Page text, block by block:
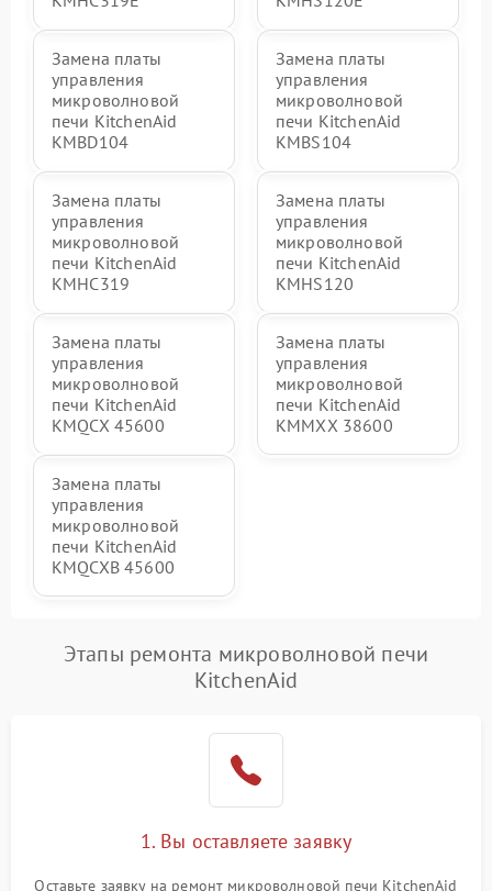
Замена платы
управления
микроволновой
печи KitchenAid
KMBD104
Замена платы
управления
микроволновой
печи KitchenAid
KMBS104
Замена платы
управления
микроволновой
печи KitchenAid
KMHC319
Замена платы
управления
микроволновой
печи KitchenAid
KMHS120
Замена платы
управления
микроволновой
печи KitchenAid
KMQCX 45600
Замена платы
управления
микроволновой
печи KitchenAid
KMMXX 38600
Замена платы
управления
микроволновой
печи KitchenAid
KMQCXB 45600
Этапы ремонта микроволновой печи
KitchenAid
1. Вы оставляете заявку
Оставьте заявку на ремонт микроволновой печи KitchenAid